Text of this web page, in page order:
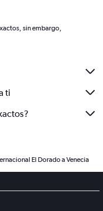
sin embargo,
ti
El Dorado a Venecia